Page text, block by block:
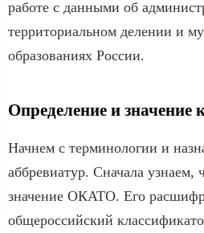
работе с данными об
территориальном делении и
образованиях России.
Определение и значение
Начнем с терминологии и
аббревиатур. Сначала узнаем,
значение ОКАТО. Его
общероссийский